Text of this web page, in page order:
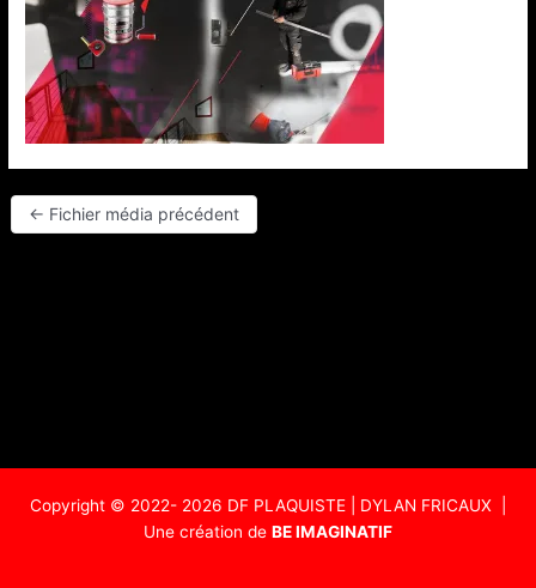
← Fichier média précédent
Copyright © 2022- 2026 DF PLAQUISTE | DYLAN FRICAUX
Une création de BE IMAGINATIF